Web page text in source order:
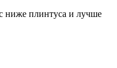
ниже плинтуса и лучше